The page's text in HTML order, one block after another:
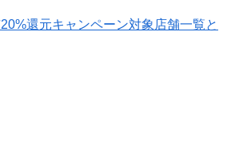
還元キャンペーン対象店舗一覧と